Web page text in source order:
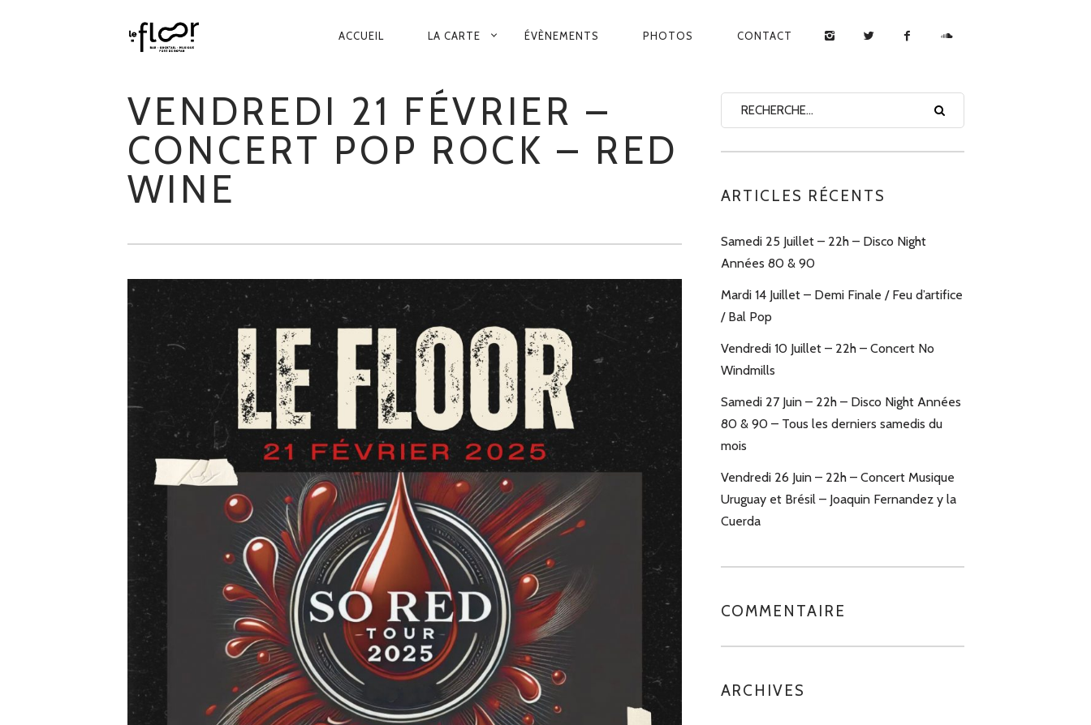
NAVIGATION
ACCUEIL LA CARTE ÉVÈNEMENTS PHOTOS CONTACT
VENDREDI 21 FÉVRIER –
CONCERT POP ROCK – RED
WINE
ARTICLES RÉCENTS
Samedi 25 Juillet – 22h – Disco Night
Années 80 & 90
Mardi 14 Juillet – Demi Finale / Feu d’artifice
/ Bal Pop
Vendredi 10 Juillet – 22h – Concert No
Windmills
Samedi 27 Juin – 22h – Disco Night Années
80 & 90 – Tous les derniers samedis du
mois
Vendredi 26 Juin – 22h – Concert Musique
Uruguay et Brésil – Joaquin Fernandez y la
Cuerda
COMMENTAIRE
ARCHIVES